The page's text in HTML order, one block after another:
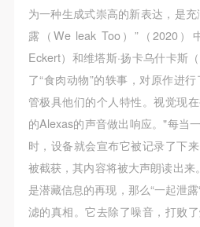
为一种生成式崇高的新表达，是
露（We leak Too）”（2020）
Eckert）和维塔斯·扬卡乌什卡斯
了“食肉动物”的轶事，对原作进
管极具他们的个人特性。视觉现
的Alexas的声音做出响应。"每当
时，设备就会宣布它被记录了下
被截获，其内容将被大声朗读出
是潜藏信息的再现，那么“一起泄
滤的真相。它去除了噪音，打败